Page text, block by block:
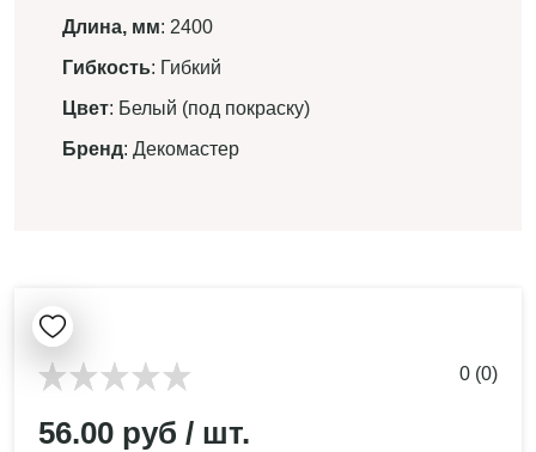
Длина, мм: 2400
Гибкость: Гибкий
Цвет: Белый (под покраску)
Бренд: Декомастер
0 (0)
56.00 руб / шт.